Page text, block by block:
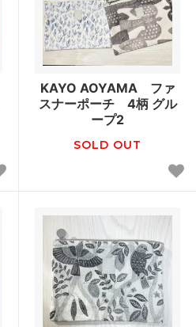
KAYO AOYAMA ファ
スナーポーチ 4柄 グル
ープ2
SOLD OUT